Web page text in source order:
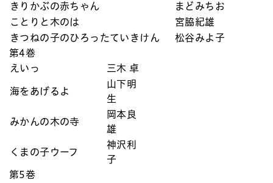
きりかぶの赤ちゃん
まどみちお
ことりと木のは
宮脇紀雄
きつねの子のひろったていきけん
松谷みよ子
第4巻
えいっ
三木 卓
海をあげるよ
山下明
生
みかんの木の寺
岡本良
雄
くまの子ウーフ
神沢利
子
第5巻